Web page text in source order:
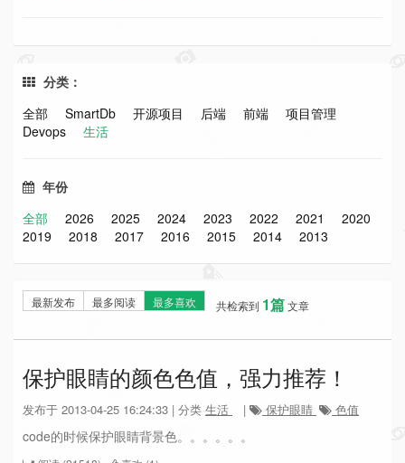
分类：
全部
SmartDb 开源项目 后端 前端
项目管理
Devops
生活
年份
全部
2026 2025 2024 2023 2022 2021
2020
2019
2018 2017 2016 2015 2014 2013
最新发布 最多阅读 最多喜欢 共检索到 1篇文章
保护眼睛的颜色色值，强力推荐！
发布于 2013-04-25 16:24:33 | 分类 生活 | 保护眼睛 色值
code的时候保护眼睛背景色。。。。。。